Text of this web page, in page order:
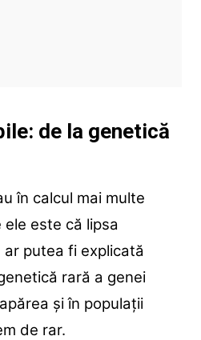
de la genetică
în calcul mai multe
este că lipsa
ar putea fi explicată
rară a genei
și în populații
de rar.